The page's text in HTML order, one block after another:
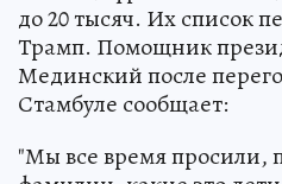
до 20 тысяч. Их список
Трамп. Помощник
Мединский после
Стамбуле сообщает:
"Мы все время просили,